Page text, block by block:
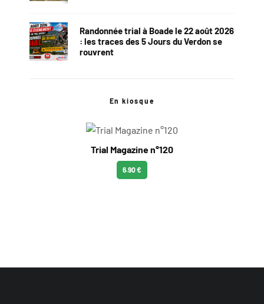
Randonnée trial à Boade le 22 août 2026
: les traces des 5 Jours du Verdon se
rouvrent
En kiosque
Trial Magazine n°120
6.90 €